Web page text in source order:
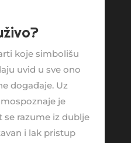
koje simbolišu
uvid u sve ono
događaje. Uz
je
se razume iz dublje
i lak pristup